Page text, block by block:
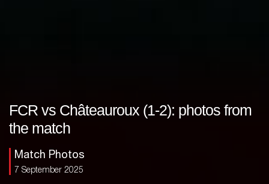
FCR vs Châteauroux (1-2): photos from
the match
Match Photos
7 September 2025